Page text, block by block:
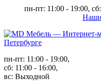
пн-пт: 11:00 - 19:00,
Наши
пн-пт: 11:00 - 19:00,
сб: 11:00 - 16:00,
вс: Выходной